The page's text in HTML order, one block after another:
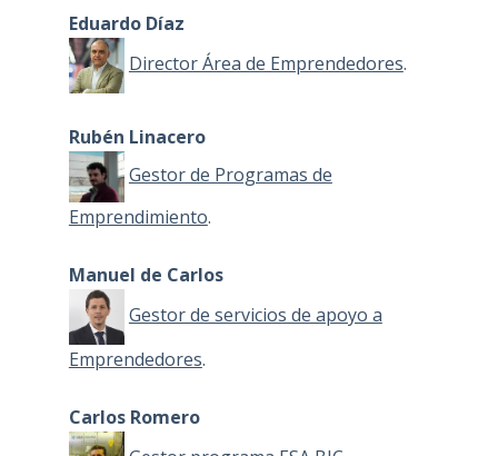
Eduardo Díaz
Director Área de Emprendedores.
Rubén Linacero
Gestor de Programas de
Emprendimiento.
Manuel de Carlos
Gestor de servicios de apoyo a
Emprendedores.
Carlos Romero